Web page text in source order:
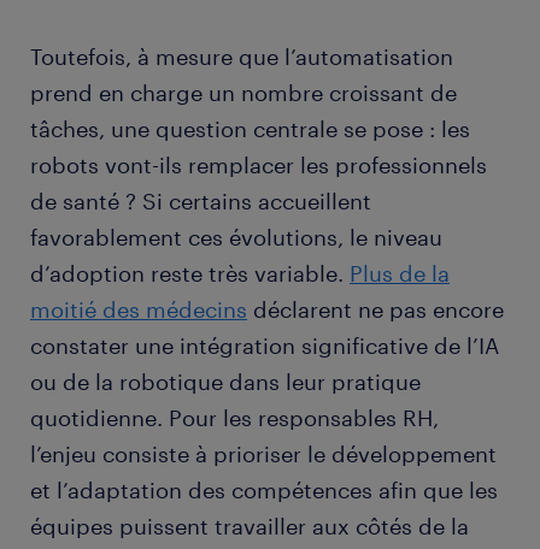
Toutefois, à mesure que l’automatisation
prend en charge un nombre croissant de
tâches, une question centrale se pose : les
robots vont-ils remplacer les professionnels
de santé ? Si certains accueillent
favorablement ces évolutions, le niveau
d’adoption reste très variable. Plus de la
moitié des médecins déclarent ne pas encore
constater une intégration significative de l’IA
ou de la robotique dans leur pratique
quotidienne. Pour les responsables RH,
l’enjeu consiste à prioriser le développement
et l’adaptation des compétences afin que les
équipes puissent travailler aux côtés de la